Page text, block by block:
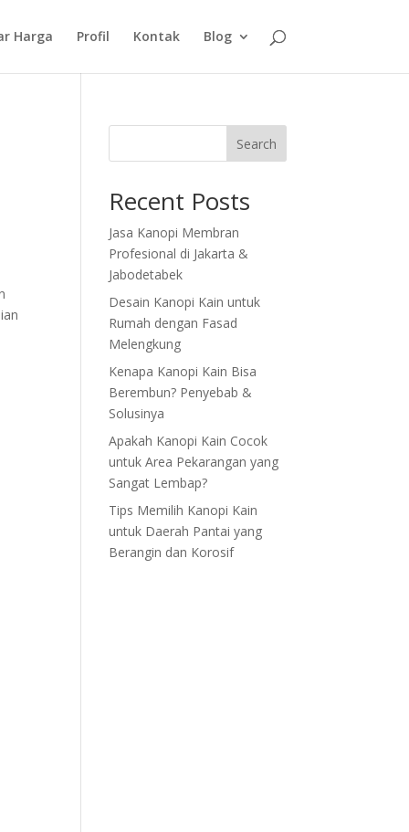
Harga Profil Kontak Blog
Search
Recent Posts
Jasa Kanopi Membran
Profesional di Jakarta &
Jabodetabek
Desain Kanopi Kain untuk
Rumah dengan Fasad
Melengkung
Kenapa Kanopi Kain Bisa
Berembun? Penyebab &
Solusinya
Apakah Kanopi Kain Cocok
untuk Area Pekarangan yang
Sangat Lembap?
Tips Memilih Kanopi Kain
untuk Daerah Pantai yang
Berangin dan Korosif